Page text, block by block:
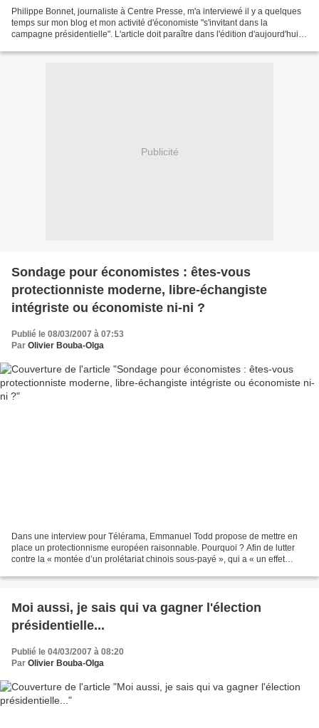
Philippe Bonnet, journaliste à Centre Presse, m'a interviewé il y a quelques
temps sur mon blog et mon activité d'économiste "s'invitant dans la
campagne présidentielle". L'article doit paraître dans l'édition d'aujourd'hui
Publicité
Sondage pour économistes : êtes-vous
protectionniste moderne, libre-échangiste
intégriste ou économiste ni-ni ?
Publié le 08/03/2007 à 07:53
Par Olivier Bouba-Olga
Dans une interview pour Télérama, Emmanuel Todd propose de mettre en
place un protectionnisme européen raisonnable. Pourquoi ? Afin de lutter
contre la « montée d’un prolétariat chinois sous-payé », qui a « un effet
Moi aussi, je sais qui va gagner l'élection
présidentielle...
Publié le 04/03/2007 à 08:20
Par Olivier Bouba-Olga